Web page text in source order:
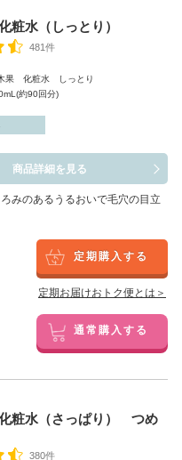
水（しっとり）
481件
果 化粧水 しっとり
約90回分)
商品詳細を見る
みのあるうるおいで毛穴の目立
定期購入する
定期お届けおトク便とは＞
通常購入する
粧水（さっぱり） つめ
380件